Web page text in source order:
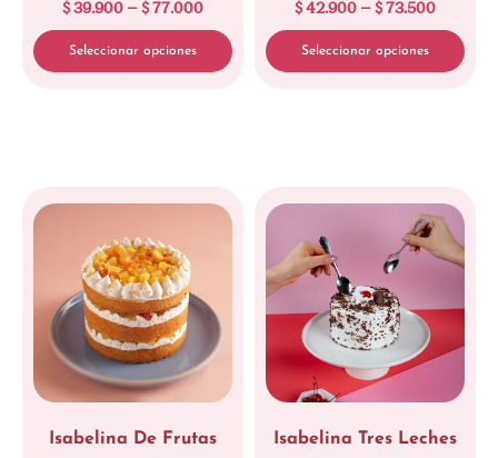
$39.900 – $77.000
Seleccionar opciones
$42.900 – $73.500
Seleccionar opciones
Isabelina De Frutas Isabelina Tres Leches